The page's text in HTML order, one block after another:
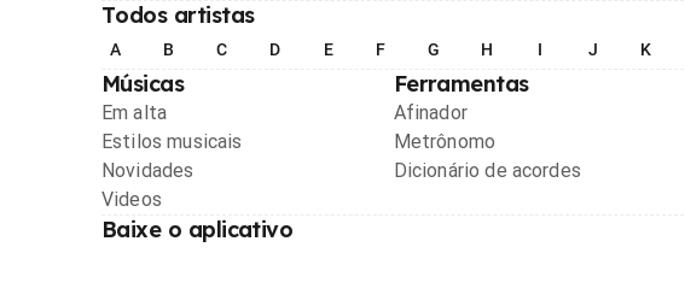
Todos artistas
A B C D E F G H I J K
Músicas
Em alta
Estilos musicais
Novidades
Videos
Ferramentas
Afinador
Metrônomo
Dicionário de acordes
Baixe o aplicativo